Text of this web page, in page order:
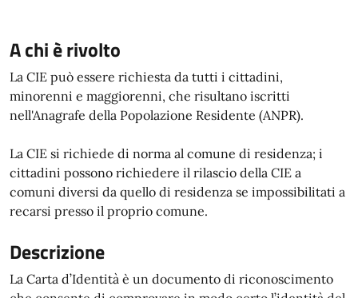
A chi è rivolto
La CIE può essere richiesta da tutti i cittadini,
minorenni e maggiorenni, che risultano iscritti
nell'Anagrafe della Popolazione Residente (ANPR).
La CIE si richiede di norma al comune di residenza; i
cittadini possono richiedere il rilascio della CIE a
comuni diversi da quello di residenza se impossibilitati a
recarsi presso il proprio comune.
Descrizione
La Carta d’Identità è un documento di riconoscimento